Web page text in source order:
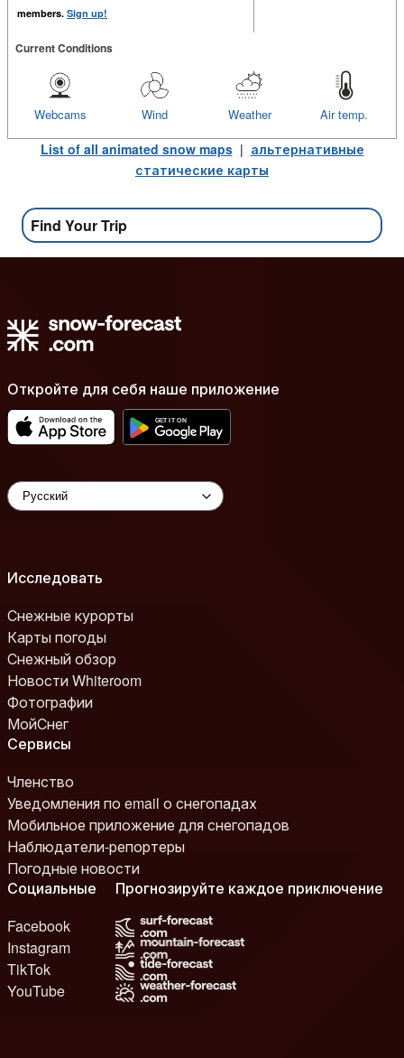
members. Sign up!
Current Conditions
Air temp.
Weather
Wind
Webcams
List of all animated snow maps| альтернативные
статические карты
Find Your Trip
Откройте для себя наше приложение
Исследовать
Снежные курорты
Карты погоды
Снежный обзор
Новости Whiteroom
Фотографии
МойСнег
Сервисы
Членство
Уведомления по email о снегопадах
Мобильное приложение для снегопадов
Наблюдатели-репортеры
Погодные новости
Социальные
Facebook
Instagram
TikTok
YouTube
Прогнозируйте каждое приключение